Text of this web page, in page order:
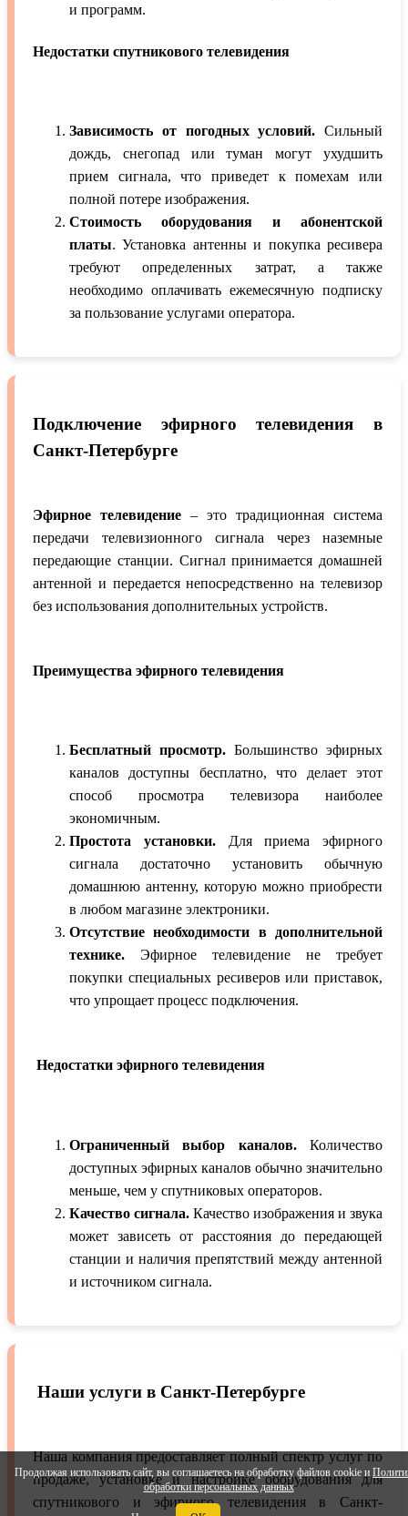
Продолжая использовать сайт, вы соглашаетесь на обработку файлов cookie и
обработки персональных данных
и программ.
Недостатки спутникового телевидения
Зависимость от погодных условий. Сильный
дождь, снегопад или туман могут ухудшить
прием сигнала, что приведет к помехам или
полной потере изображения.
Стоимость оборудования и абонентской
платы. Установка антенны и покупка ресивера
требуют определенных затрат, а также
необходимо оплачивать ежемесячную подписку
за пользование услугами оператора.
Подключение эфирного телевидения в
Санкт-Петербурге
Эфирное телевидение – это традиционная система
передачи телевизионного сигнала через наземные
передающие станции. Сигнал принимается домашней
антенной и передается непосредственно на телевизор
без использования дополнительных устройств.
Преимущества эфирного телевидения
Бесплатный просмотр. Большинство эфирных
каналов доступны бесплатно, что делает этот
способ просмотра телевизора наиболее
экономичным.
Простота установки.Для приема эфирного
сигнала достаточно установить обычную
домашнюю антенну, которую можно приобрести
в любом магазине электроники.
Отсутствие необходимости в дополнительной
технике. Эфирное телевидение не требует
покупки специальных ресиверов или приставок,
что упрощает процесс подключения.
Недостатки эфирного телевидения
Ограниченный выбор каналов. Количество
доступных эфирных каналов обычно значительно
меньше, чем у спутниковых операторов.
Качество сигнала. Качество изображения и звука
может зависеть от расстояния до передающей
станции и наличия препятствий между антенной
и источником сигнала.
Наши услуги в Санкт-Петербурге
Наша компания предоставляет полный спектр услуг по
продаже, установке и настройке оборудования для
спутникового и эфирного телевидения в Санкт-